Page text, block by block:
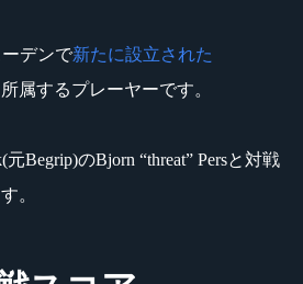
ーデンで新たに設立された
所属するプレーヤーです。
Begrip)のBjorn “threat” Persと対戦
。